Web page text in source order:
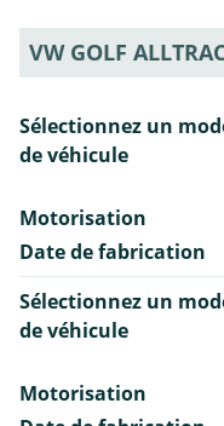
VW GOLF
Sélectionnez un
de véhicule
Motorisation
Date de fabrication
Sélectionnez un
de véhicule
Motorisation